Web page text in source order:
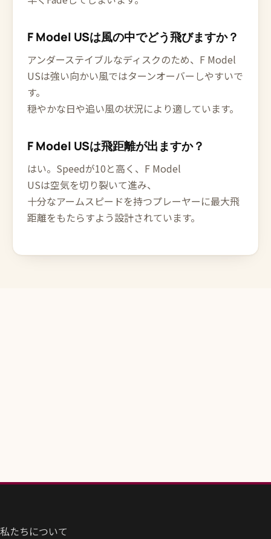
F Model USは風の中でどう飛びますか？
アンダーステイブルなディスクのため、F Model
USは強い向かい風ではターンオーバーしやすいで
す。
穏やかな日や追い風の状況により適しています。
F Model USは飛距離が出ますか？
はい。Speedが10と高く、F Model
USは空気を切り裂いて進み、
十分なアームスピードを持つプレーヤーに最大飛
距離をもたらすよう設計されています。
私たちについて